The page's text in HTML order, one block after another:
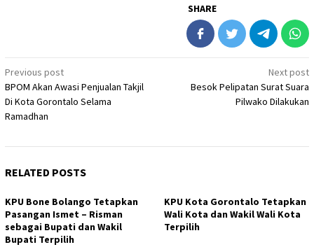
SHARE
Post
navigation
Previous post
BPOM Akan Awasi Penjualan Takjil
Di Kota Gorontalo Selama
Ramadhan
Next post
Besok Pelipatan Surat Suara
Pilwako Dilakukan
RELATED POSTS
KPU Bone Bolango Tetapkan
Pasangan Ismet – Risman
sebagai Bupati dan Wakil
Bupati Terpilih
KPU Kota Gorontalo Tetapkan
Wali Kota dan Wakil Wali Kota
Terpilih